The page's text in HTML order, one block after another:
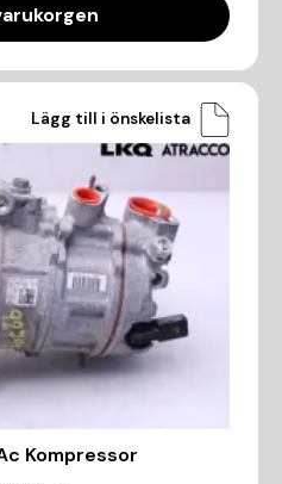
Lägg till i önskelista
Kompressor